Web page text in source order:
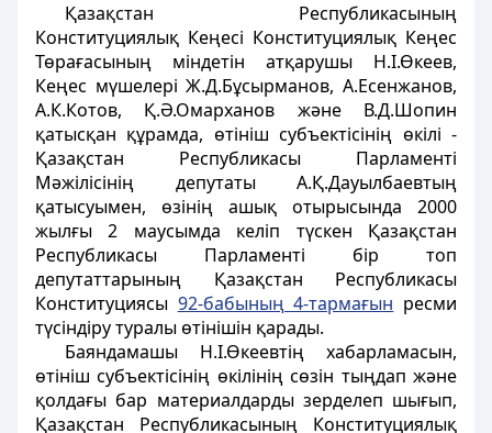
Қазақстан Республикасының
Конституциялық Кеңесі Конституциялық Кеңес
Төрағасының міндетін атқарушы Н.І.Өкеев,
Кеңес мүшелері Ж.Д.Бұсырманов, А.Есенжанов,
А.К.Котов, Қ.Ә.Омарханов және В.Д.Шопин
қатысқан құрамда, өтініш субъектісінің өкілі -
Қазақстан Республикасы Парламенті
Мәжілісінің депутаты А.Қ.Дауылбаевтың
қатысуымен, өзінің ашық отырысында 2000
жылғы 2 маусымда келіп түскен Қазақстан
Республикасы Парламенті бір топ
депутаттарының Қазақстан Республикасы
Конституциясы 92-бабының 4-тармағын ресми
түсіндіру туралы өтінішін қарады.
Баяндамашы Н.І.Өкеевтің хабарламасын,
өтініш субъектісінің өкілінің сөзін тыңдап және
қолдағы бар материалдарды зерделеп шығып,
Қазақстан Республикасының Конституциялық